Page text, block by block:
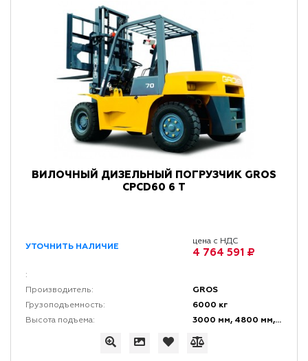
ВИЛОЧНЫЙ ДИЗЕЛЬНЫЙ ПОГРУЗЧИК GROS
CPCD60 6 Т
УТОЧНИТЬ НАЛИЧИЕ
цена с НДС
4 764 591 ₽
:
Производитель:
GROS
Грузоподъемность: 6000 кг
Высота подъема: 3000 мм, 4800 мм, 6000 мм